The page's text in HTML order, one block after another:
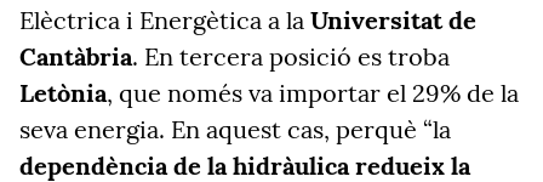
Elèctrica i Energètica a la Universitat de
Cantàbria. En tercera posició es troba
Letònia, que només va importar el 29% de la
seva energia. En aquest cas, perquè “la
dependència de la hidràulica redueix la